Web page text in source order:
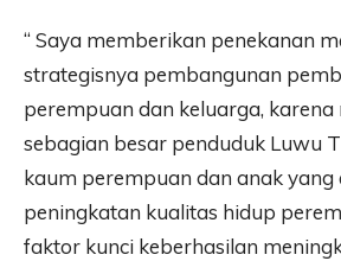
“ Saya memberikan penekanan
strategisnya pembangunan
perempuan dan keluarga,
sebagian besar penduduk Luwu
kaum perempuan dan anak
peningkatan kualitas hidup
faktor kunci keberhasilan